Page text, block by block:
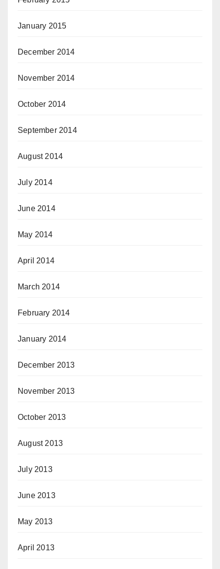
January 2015
December 2014
November 2014
October 2014
September 2014
August 2014
July 2014
June 2014
May 2014
April 2014
March 2014
February 2014
January 2014
December 2013
November 2013
October 2013
August 2013
July 2013
June 2013
May 2013
April 2013